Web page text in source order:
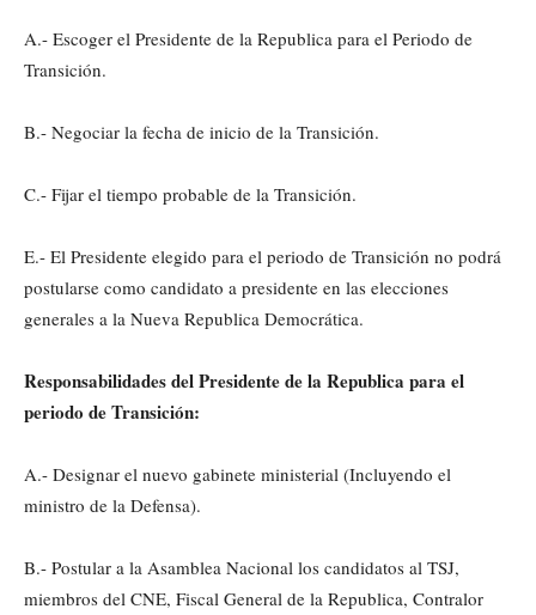
A.- Escoger el Presidente de la Republica para el Periodo de
Transición.
B.- Negociar la fecha de inicio de la Transición.
C.- Fijar el tiempo probable de la Transición.
E.- El Presidente elegido para el periodo de Transición no podrá
postularse como candidato a presidente en las elecciones
generales a la Nueva Republica Democrática.
Responsabilidades del Presidente de la Republica para el
periodo de Transición:
A.- Designar el nuevo gabinete ministerial (Incluyendo el
ministro de la Defensa).
B.- Postular a la Asamblea Nacional los candidatos al TSJ,
miembros del CNE, Fiscal General de la Republica, Contralor